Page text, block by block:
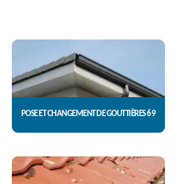
POSE ET CHANGEMENT DE GOUTTIÈRES 69